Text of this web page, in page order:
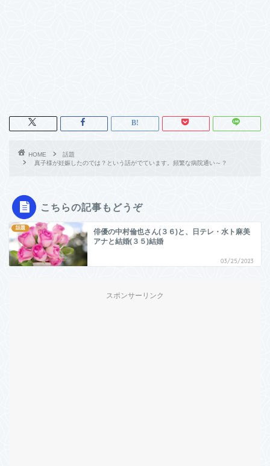
HOME
話題
真子様が妊娠したのでは？という話がでています。頻繁な病院通い～？
こちらの記事もどうぞ
話題
俳優の中村倫也さん(３６)と、日テレ・水ト麻美
アナと結婚(３５)結婚
03/25/2023
スポンサーリンク